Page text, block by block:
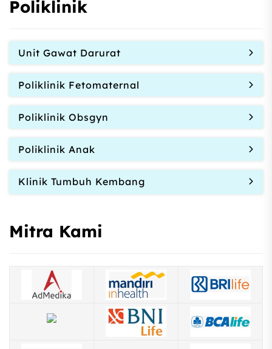
Poliklinik
Unit Gawat Darurat
Poliklinik Fetomaternal
Poliklinik Obsgyn
Poliklinik Anak
Klinik Tumbuh Kembang
Mitra Kami